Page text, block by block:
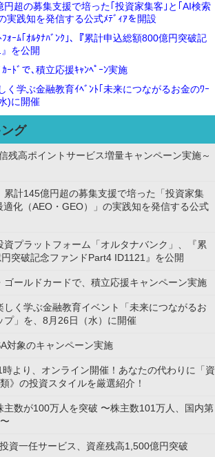
円超の募集支援で培った｢投資家集客｣と｢AI検索
実践知を発信する公式ﾒﾃﾞｨｱを開設
ﾌｫｰﾑ｢ｵﾙﾀﾅﾊﾞﾝｸ｣､『累計申込総額800億円突破記
を公開
ｶｰﾄﾞで､積立応援ｷｬﾝﾍﾟｰﾝ実施
く学ぶ金融教育ｲﾍﾞﾝﾄ｢未来につながるお金のﾜｰ
)に開催
グ
残高ポイントサービス増量キャンペーン実施～
累計145億円超の募集支援で培った「投資家集
適化（AEO・GEO）」の実践知を発信する公式
資プラットフォーム「オルタナバンク」、『累
突破記念ファンドPart4 ID1121』を公開
ゴールドカードで、積立応援キャンペーン実施
しく学ぶ金融教育イベント「未来につながるお
プ」を、8月26日（水）に開催
対象のキャンペーン実施
より、オンライン開催！あなたの代わりに「資
》の投資スタイルを厳選紹介！
主数が100万人を突破 〜株主数101万人、国内第
資一任サービス、資産残高1,500億円突破